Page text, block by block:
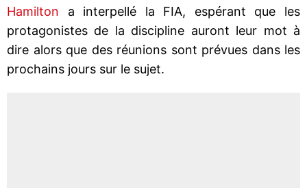
Hamilton a interpellé la FIA, espérant que les
protagonistes de la discipline auront leur mot à
dire alors que des réunions sont prévues dans les
prochains jours sur le sujet.